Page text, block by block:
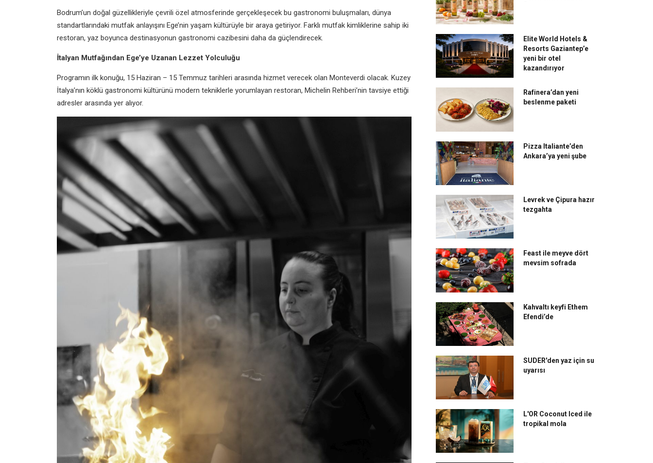
Bodrum’un doğal güzellikleriyle çevrili özel atmosferinde gerçekleşecek bu gastronomi buluşmaları, dünya
standartlarındaki mutfak anlayışını Ege’nin yaşam kültürüyle bir araya getiriyor. Farklı mutfak kimliklerine sahip iki
restoran, yaz boyunca destinasyonun gastronomi cazibesini daha da güçlendirecek.
İtalyan Mutfağından Ege’ye Uzanan Lezzet Yolculuğu
Programın ilk konuğu, 15 Haziran – 15 Temmuz tarihleri arasında hizmet verecek olan Monteverdi olacak. Kuzey
İtalya’nın köklü gastronomi kültürünü modern tekniklerle yorumlayan restoran, Michelin Rehberi’nin tavsiye ettiği
adresler arasında yer alıyor.
Elite World Hotels &
Resorts Gaziantep’e
yeni bir otel
kazandırıyor
Rafinera’dan yeni
beslenme paketi
Pizza Italiante’den
Ankara’ya yeni şube
Levrek ve Çipura hazır
tezgahta
Feast ile meyve dört
mevsim sofrada
Kahvaltı keyfi Ethem
Efendi’de
SUDER'den yaz için su
uyarısı
L'OR Coconut Iced ile
tropikal mola